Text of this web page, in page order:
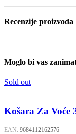
Recenzije proizvoda
Moglo bi vas
Sold out
Košara Za Voće
EAN: 9684112162576